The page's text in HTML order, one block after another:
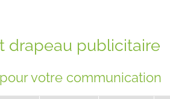
drapeau publicitaire
votre communication